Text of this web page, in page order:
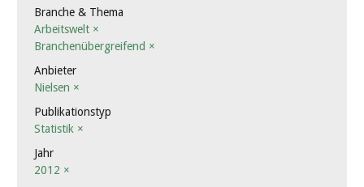
Branche & Thema
Arbeitswelt ×
Branchenübergreifend ×
Anbieter
Nielsen ×
Publikationstyp
Statistik ×
Jahr
2012 ×